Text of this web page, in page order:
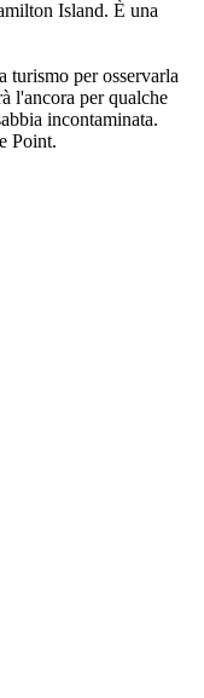
Island. È una
turismo per osservarla
l'ancora per qualche
incontaminata.
Point.